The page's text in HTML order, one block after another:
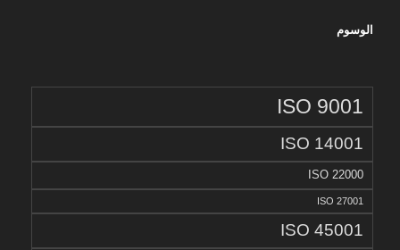
الوسوم
ISO 9001
ISO 14001
ISO 22000
ISO 27001
ISO 45001